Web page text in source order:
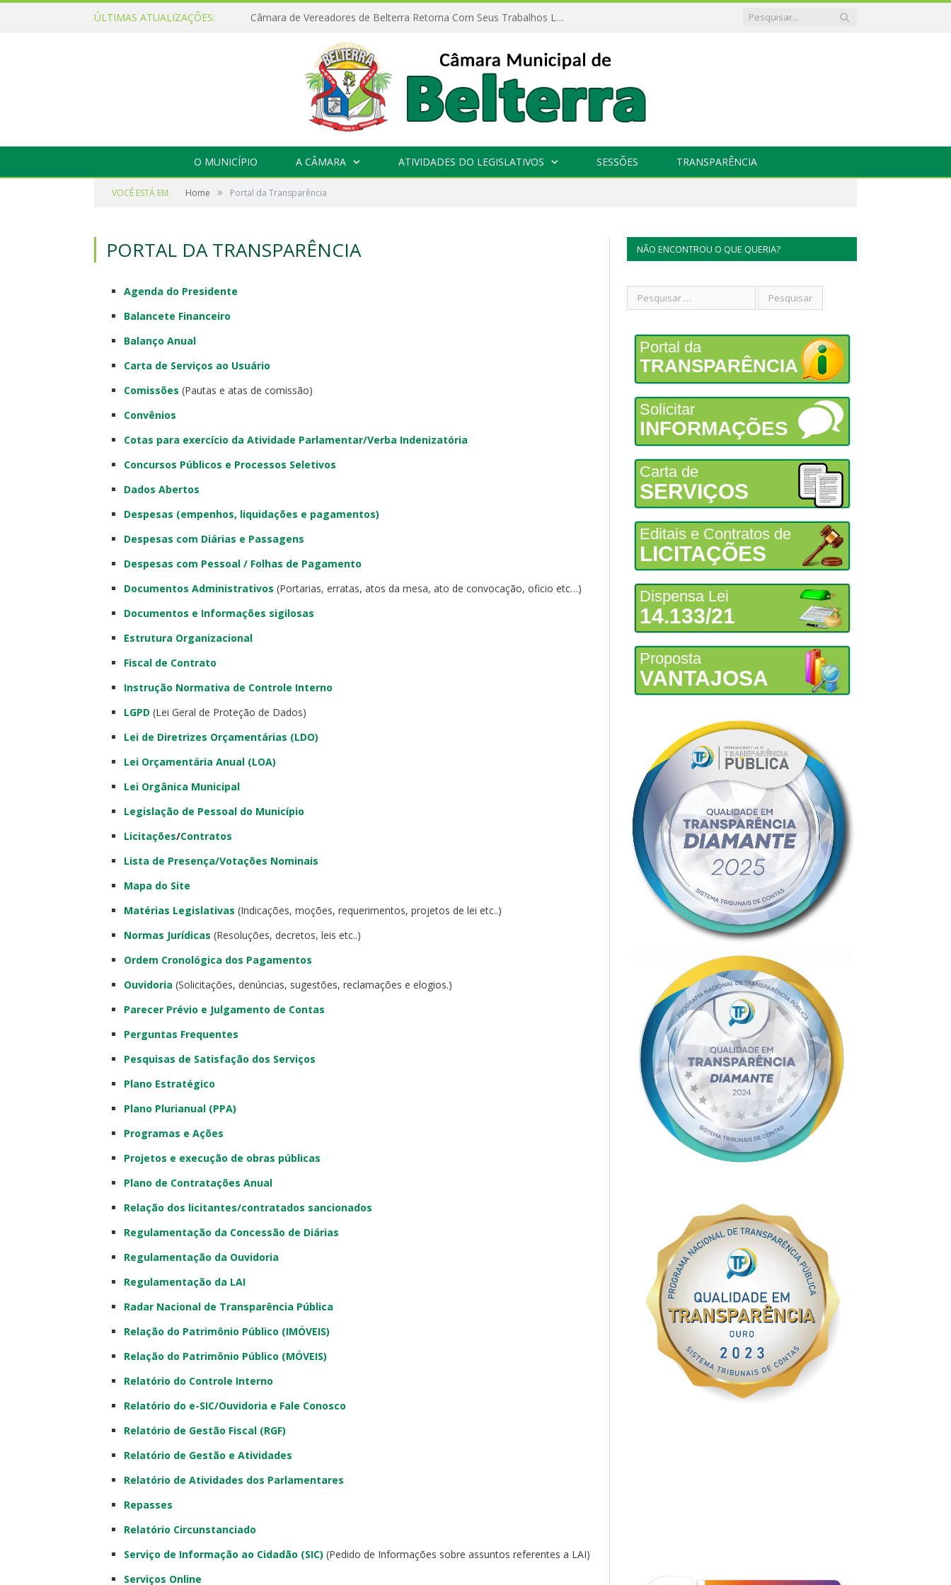
ÚLTIMAS ATUALIZAÇÕES: Câmara de Vereadores de Belterra Retorna Com Seus Trabalhos Legislativos
O MUNICÍPIO A CÂMARA ATIVIDADES DO LEGISLATIVOS SESSÕES TRANSPARÊNCIA
VOCÊ ESTÁ EM: Home » Portal da Transparência
PORTAL DA TRANSPARÊNCIA
Agenda do Presidente
Balancete Financeiro
Balanço Anual
Carta de Serviços ao Usuário
Comissões (Pautas e atas de comissão)
Convênios
Cotas para exercício da Atividade Parlamentar/Verba Indenizatória
Concursos Públicos e Processos Seletivos
Dados Abertos
Despesas (empenhos, liquidações e pagamentos)
Despesas com Diárias e Passagens
Despesas com Pessoal / Folhas de Pagamento
Documentos Administrativos (Portarias, erratas, atos da mesa, ato de convocação, oficio etc…)
Documentos e Informações sigilosas
Estrutura Organizacional
Fiscal de Contrato
Instrução Normativa de Controle Interno
LGPD (Lei Geral de Proteção de Dados)
Lei de Diretrizes Orçamentárias (LDO)
Lei Orçamentária Anual (LOA)
Lei Orgânica Municipal
Legislação de Pessoal do Município
Licitações/Contratos
Lista de Presença/Votações Nominais
Mapa do Site
Matérias Legislativas (Indicações, moções, requerimentos, projetos de lei etc..)
Normas Jurídicas (Resoluções, decretos, leis etc..)
Ordem Cronológica dos Pagamentos
Ouvidoria (Solicitações, denúncias, sugestões, reclamações e elogios.)
Parecer Prévio e Julgamento de Contas
Perguntas Frequentes
Pesquisas de Satisfação dos Serviços
Plano Estratégico
Plano Plurianual (PPA)
Programas e Ações
Projetos e execução de obras públicas
Plano de Contratações Anual
Relação dos licitantes/contratados sancionados
Regulamentação da Concessão de Diárias
Regulamentação da Ouvidoria
Regulamentação da LAI
Radar Nacional de Transparência Pública
Relação do Patrimônio Público (IMÓVEIS)
Relação do Patrimônio Público (MÓVEIS)
Relatório do Controle Interno
Relatório do e-SIC/Ouvidoria e Fale Conosco
Relatório de Gestão Fiscal (RGF)
Relatório de Gestão e Atividades
Relatório de Atividades dos Parlamentares
Repasses
Relatório Circunstanciado
Serviço de Informação ao Cidadão (SIC) (Pedido de Informações sobre assuntos referentes a LAI)
Serviços Online
NÃO ENCONTROU O QUE QUERIA?
Portal da
TRANSPARÊNCIA
Solicitar
INFORMAÇÕES
Carta de
SERVIÇOS
Editais e Contratos de
LICITAÇÕES
Dispensa Lei
14.133/21
Proposta
VANTAJOSA